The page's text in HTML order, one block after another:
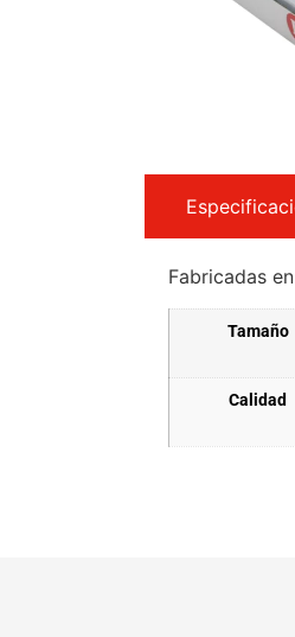
Fabricadas
Tamaño
Calidad